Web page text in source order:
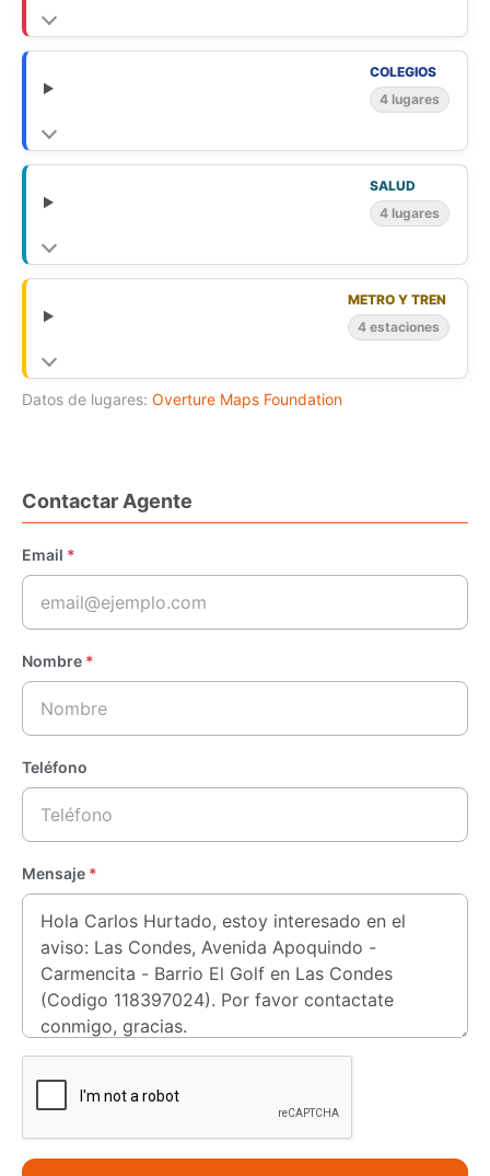
COLEGIOS
4 lugares
SALUD
4 lugares
METRO Y TREN
4 estaciones
Datos de lugares: Overture Maps Foundation
Contactar Agente
Email *
Nombre *
Teléfono
Mensaje *